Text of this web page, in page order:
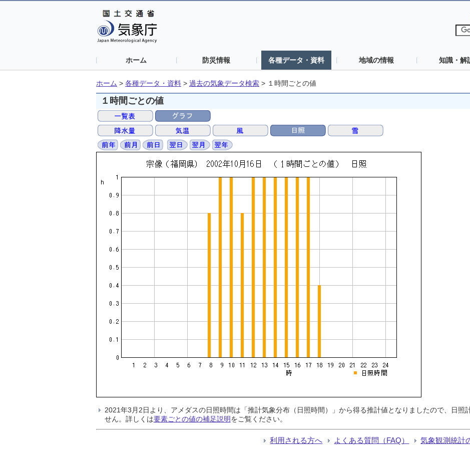
ホーム 防災情報 各種データ・資料 地域の情報 知識・解
ホーム > 各種データ・資料 > 過去の気象データ検索 > １時間ごとの値
１時間ごとの値
2021年3月2日より、アメダスの日照時間は「推計気象分布（日照時間）」から得る推計値となりましたので、日照
せん。詳しくは要素ごとの値の補足説明をご覧ください。
利用される方へ よくある質問（FAQ） 気象観測統計